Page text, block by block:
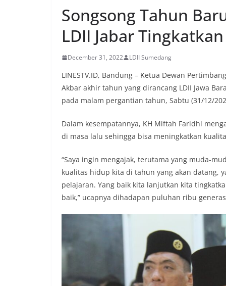
Songsong Tahun
LDII Jabar
December 31, 2022 LDII Sumedang
LINESTV.ID, Bandung – Ketua Dewan
Akbar akhir tahun yang dirancang LDII Jawa
pada malam pergantian tahun, Sabtu (31/12/
Dalam kesempatannya, KH Miftah Faridhl
di masa lalu sehingga bisa meningkatkan
“Saya ingin mengajak, terutama yang muda-
kualitas hidup kita di tahun yang akan datang,
pelajaran. Yang baik kita lanjutkan kita
baik,” ucapnya dihadapan puluhan ribu